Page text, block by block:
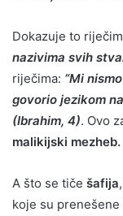
Dokazuje to
nazivima svih
riječima: “Mi
govorio jezikom
(Ibrahim, 4). Ovo
malikijski mezheb.
A što se tiče šafija
koje su